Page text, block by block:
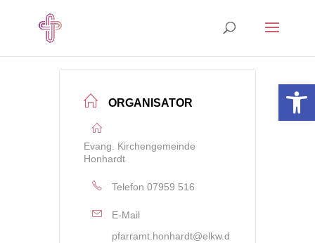
ORGANISATOR
Evang. Kirchengemeinde
Honhardt
Telefon 07959 516
E-Mail
pfarramt.honhardt@elkw.d